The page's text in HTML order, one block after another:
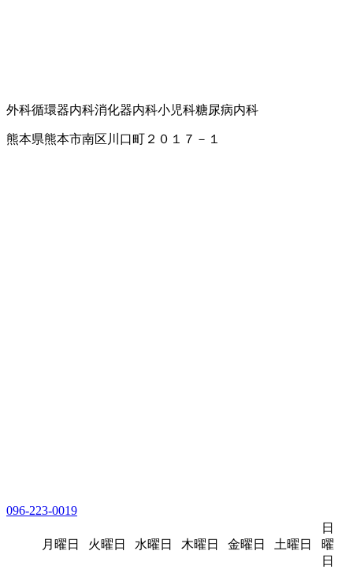
外科循環器内科消化器内科小児科糖尿病内科
熊本県熊本市南区川口町２０１７－１
096-223-0019
月曜日 火曜日 水曜日 木曜日 金曜日 土曜日
日
曜
日